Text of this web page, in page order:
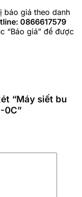
báo giá theo danh
0866617579
“Báo giá” để được
“Máy siết bu
0C”